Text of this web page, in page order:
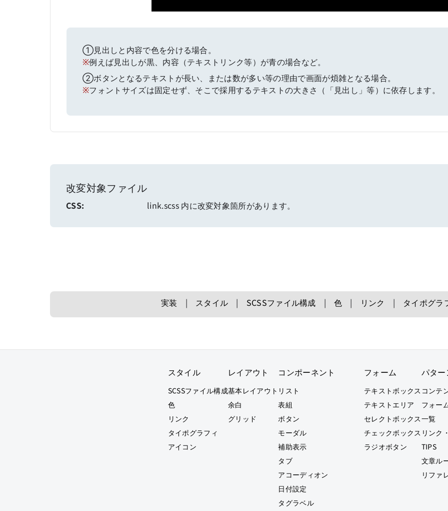
①見出しと内容で色を分ける場合。
※例えば見出しが黒、内容（テキストリンク等）が青の場合など。
②ボタンとなるテキストが長い、または数が多い等の理由で画面が煩雑となる場合。
※フォントサイズは固定せず、そこで採用するテキストの大きさ（「見出し」等）に依存します。
改変対象ファイル
CSS: link.scss 内に改変対象箇所があります。
実装 スタイル SCSSファイル構成 色 リンク タイポグラ
スタイル
SCSSファイル構成
色
リンク
タイポグラフィ
アイコン
レイアウト
基本レイアウト
余白
グリッド
コンポーネント
リスト
表組
ボタン
モーダル
補助表示
タブ
アコーディオン
日付設定
タグラベル
フォーム
テキストボックス
テキストエリア
セレクトボックス
チェックボックス
ラジオボタン
パター
コンテ
フォー
一覧
リンク
TIPS
文章ル
リファ